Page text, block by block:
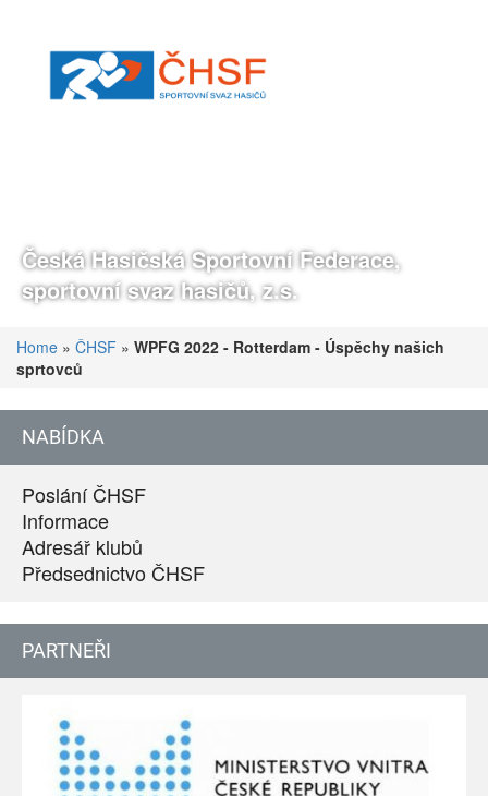
Česká Hasičská Sportovní Federace,
sportovní svaz hasičů, z.s.
Home » ČHSF » WPFG 2022 - Rotterdam - Úspěchy našich
sprtovců
NABÍDKA
Poslání ČHSF
Informace
Adresář klubů
Předsednictvo ČHSF
PARTNEŘI